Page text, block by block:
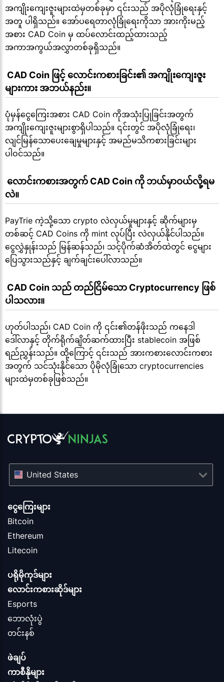
အကျိုးကျေးဇူးများထဲမှတစ်ခုမှာ ၎င်းသည် အပိုလုံခြုံရေးနှင့်
အတူ ပါရှိသည်။ အော်ပရေတာလုံခြုံရေးကိုသာ အားကိုးမည့်
အစား CAD Coin မှ ထပ်လောင်းထည့်ထားသည့်
အကာအကွယ်အလွှာတစ်ခုရှိသည်။
များကား အဘယ်နည်း။
ပုံမှန်ငွေကြေးအစား CAD Coin ကိုအသုံးပြုခြင်းအတွက်
အကျိုးကျေးဇူးများစွာရှိပါသည်။ ၎င်းတွင် အပိုလုံခြုံရေး၊
လျင်မြန်သောပေးချေမှုများနှင့် အမည်မသိကစားခြင်းများ
ပါဝင်သည်။
လဲ။
PayTrie ကဲ့သို့သော crypto လဲလှယ်မှုများနှင့် ဆိုက်များမှ
တစ်ဆင့် CAD Coins ကို mint လုပ်ပြီး လဲလှယ်နိုင်ပါသည်။
ငွေလွှဲနှုန်းသည် မြန်ဆန်သည်၊ သင့်ပိုက်ဆံအိတ်ထဲတွင် ငွေများ
ပြေသွားသည်နှင့် ချက်ချင်းပေါ်လာသည်။
ပါသလား။
ဟုတ်ပါသည်၊ CAD Coin ကို ၎င်း၏တန်ဖိုးသည် ကနေဒါ
ဒေါ်လာနှင့် တိုက်ရိုက်ချိတ်ဆက်ထားပြီး stablecoin အဖြစ်
ရည်ညွှန်းသည်။ ထို့ကြောင့် ၎င်းသည် အားကစားလောင်းကစား
အတွက် သင်သုံးနိုင်သော ပိုမိုလုံခြုံသော cryptocurrencies
များထဲမှတစ်ခုဖြစ်သည်။
ငွေကြေးများ
Bitcoin
Ethereum
Litecoin
ပရိုမိုကုဒ်များ
လောင်းကစားဆိုဒ်များ
Esports
ဘောလုံးပွဲ
တင်းနစ်
ဖဲချပ်
ကာစီနိုများ
United States